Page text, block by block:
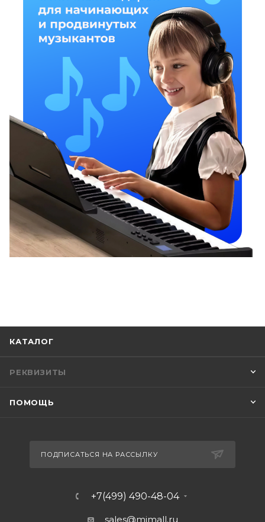
КАТАЛОГ
РЕКВИЗИТЫ
ПОМОЩЬ
ПОДПИСАТЬСЯ НА РАССЫЛКУ
+7(499) 490-48-04
sales@mimall.ru